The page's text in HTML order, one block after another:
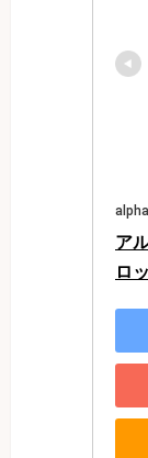
ア
ロ